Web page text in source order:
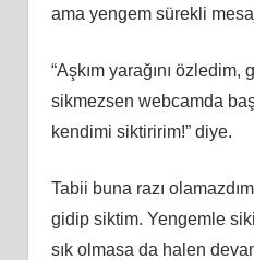
ama yengem sürekli
“Aşkım yarağını
sikmezsen webcamda
kendimi siktiririm!” diye.
Tabii buna razı
gidip siktim. Yengemle
sık olmasa da halen